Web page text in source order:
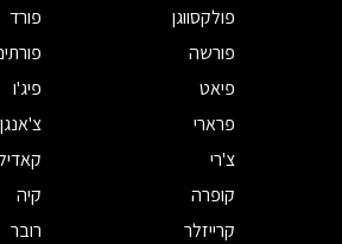
פולקסווגן
פורד
פורשה
פיאט
פיג'ו
פרארי
צ'אנגן
צ'רי
קופרה
קיה
קרייזלר
רובר